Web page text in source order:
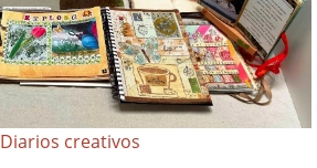
Diarios creativos